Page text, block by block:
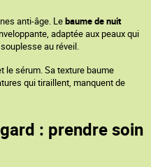
anti-âge. Lebaume de nuit
adaptée aux peaux qui
au réveil.
le sérum. Sa texture baume
qui tiraillent, manquent de
: prendre soin